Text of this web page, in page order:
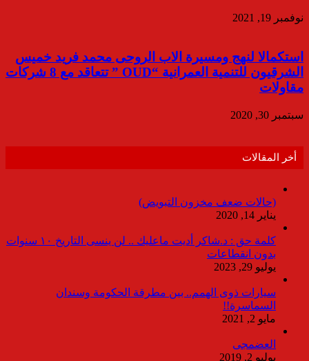
نوفمبر 19, 2021
استكمالا لنهج ومسيرة الاب الروحى محمد فريد خميس
الشرقيون للتنمية العمرانية “OUD ” تتعاقد مع 8 شركات
مقاولات
سبتمبر 30, 2020
أخر المقالات
(حالات ضعف مخزون التبويض)
يناير 14, 2020
كلمة حق : د.شاكر أديت ماعليك .. لن ينسى التاريخ ١٠ سنوات
بدون انقطاعات
يوليو 29, 2023
سيارات ذوى الهمم.. بين مطرقة الحكومة وسندان
السماسرة!!
مايو 2, 2021
العضمجى
يوليو 2, 2019